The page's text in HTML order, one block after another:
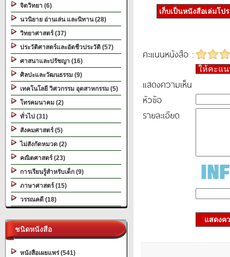
จิตวิทยา (6)
นวนิยาย อ่านเล่น และนิทาน (28)
วิทยาศาสตร์ (37)
ประวัติศาสตร์และอัตชีวประวัติ (57)
ศาสนาและปรัชญา (16)
ศิลปะและวัฒนธรรม (9)
เทคโนโลยี วิศวกรรม อุตสาหกรรม (5)
โทรคมนาคม (2)
ทั่วไป (31)
สังคมศาสตร์ (5)
ไม่สังกัดหมวด (2)
คณิตศาสตร์ (23)
การเรียนรู้สำหรับเด็ก (9)
ภาษาศาสตร์ (15)
วรรณคดี (18)
ชนิดหนังสือ
หนังสือเผยแพร่ (541)
เก็บเป็นหนังสือเล่มโป
คะแนนหนังสือ :
ให้คะแ
แสดงความเห็น
หัวข้อ
รายละเอียด
แสดงค